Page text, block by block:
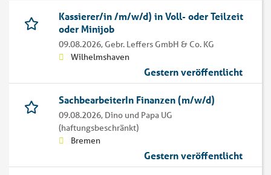
Kassierer/in /m/w/d) in Voll- oder Teilzeit
oder Minijob
09.08.2026, Gebr. Leffers GmbH & Co. KG
Wilhelmshaven
Gestern veröffentlicht
SachbearbeiterIn Finanzen (m/w/d)
09.08.2026, Dino und Papa UG
(haftungsbeschränkt)
Bremen
Gestern veröffentlicht